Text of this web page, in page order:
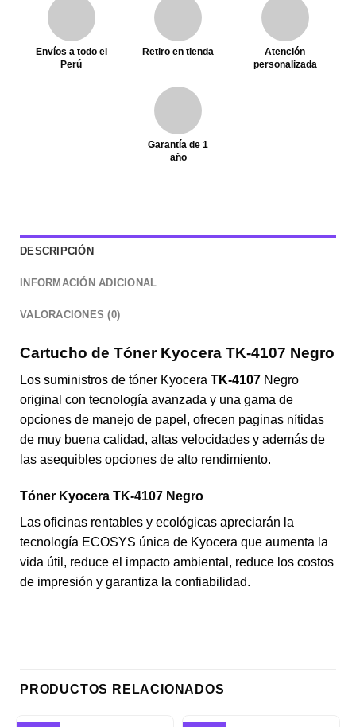
Envíos a todo el
Perú
Retiro en tienda
Atención
personalizada
Garantía de 1
año
DESCRIPCIÓN
INFORMACIÓN ADICIONAL
VALORACIONES (0)
Cartucho de Tóner Kyocera TK-4107 Negro
Los suministros de tóner Kyocera TK-4107 Negro
original con tecnología avanzada y una gama de
opciones de manejo de papel, ofrecen paginas nítidas
de muy buena calidad, altas velocidades y además de
las asequibles opciones de alto rendimiento.
Tóner Kyocera TK-4107 Negro
Las oficinas rentables y ecológicas apreciarán la
tecnología ECOSYS única de Kyocera que aumenta la
vida útil, reduce el impacto ambiental, reduce los costos
de impresión y garantiza la confiabilidad.
PRODUCTOS RELACIONADOS